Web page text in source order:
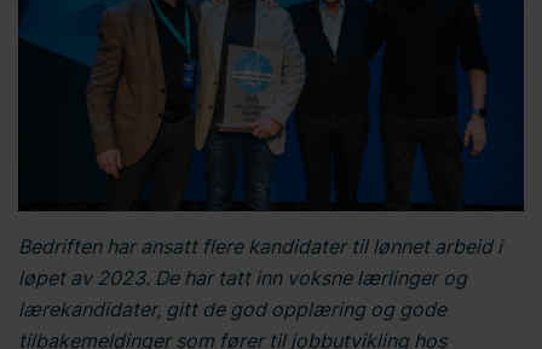
Bedriften har ansatt flere kandidater til lønnet arbeid i
løpet av 2023. De har tatt inn voksne lærlinger og
lærekandidater, gitt de god opplæring og gode
tilbakemeldinger som fører til jobbutvikling hos